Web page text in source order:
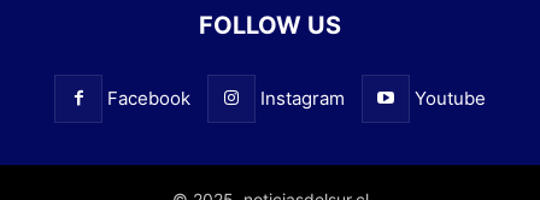
FOLLOW US
Facebook Instagram Youtube